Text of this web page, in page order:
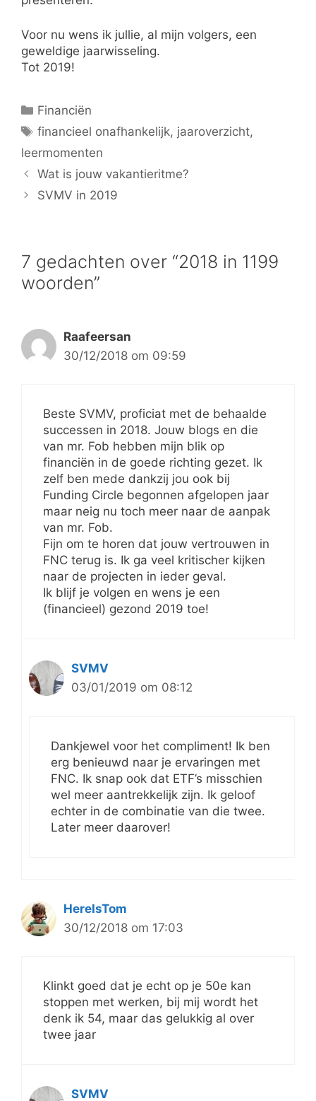
Voor nu wens ik jullie, al mijn volgers, een
geweldige jaarwisseling.
Tot 2019!
Categorieën
Financiën
Tags
financieel onafhankelijk, jaaroverzicht,
leermomenten
Wat is jouw vakantieritme?
SVMV in 2019
7 gedachten over “2018 in 1199
woorden”
Raafeersan
30/12/2018 om 09:59
Beste SVMV, proficiat met de behaalde
successen in 2018. Jouw blogs en die
van mr. Fob hebben mijn blik op
financiën in de goede richting gezet. Ik
zelf ben mede dankzij jou ook bij
Funding Circle begonnen afgelopen jaar
maar neig nu toch meer naar de aanpak
van mr. Fob.
Fijn om te horen dat jouw vertrouwen in
FNC terug is. Ik ga veel kritischer kijken
naar de projecten in ieder geval.
Ik blijf je volgen en wens je een
(financieel) gezond 2019 toe!
SVMV
03/01/2019 om 08:12
Dankjewel voor het compliment! Ik ben
erg benieuwd naar je ervaringen met
FNC. Ik snap ook dat ETF’s misschien
wel meer aantrekkelijk zijn. Ik geloof
echter in de combinatie van die twee.
Later meer daarover!
HereIsTom
30/12/2018 om 17:03
Klinkt goed dat je echt op je 50e kan
stoppen met werken, bij mij wordt het
denk ik 54, maar das gelukkig al over
twee jaar
SVMV